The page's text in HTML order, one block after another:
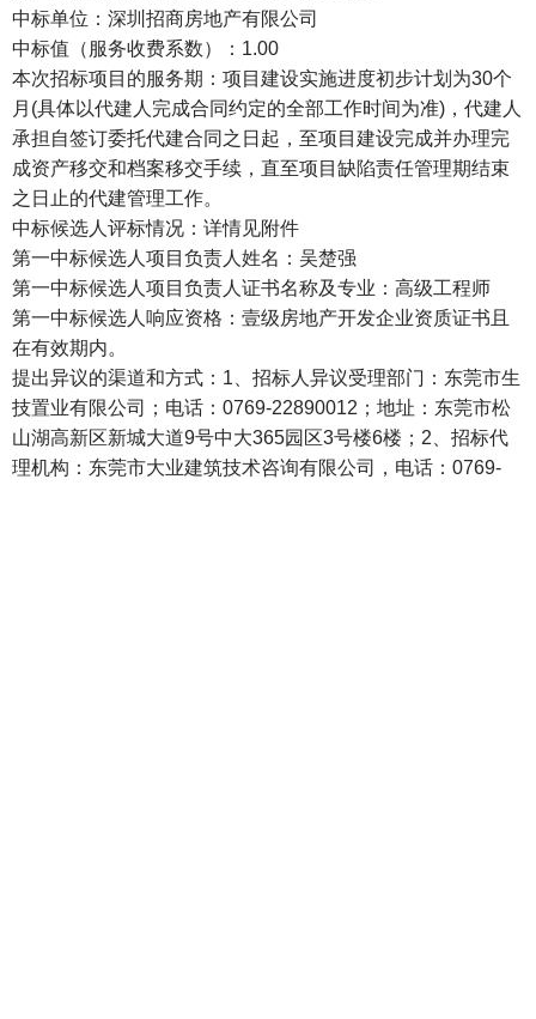
中标单位：深圳招商房地产有限公司
中标值（服务收费系数）：1.00
本次招标项目的服务期：项目建设实施进度初步计划为30个
月(具体以代建人完成合同约定的全部工作时间为准)，代建人
承担自签订委托代建合同之日起，至项目建设完成并办理完
成资产移交和档案移交手续，直至项目缺陷责任管理期结束
之日止的代建管理工作。
中标候选人评标情况：详情见附件
第一中标候选人项目负责人姓名：吴楚强
第一中标候选人项目负责人证书名称及专业：高级工程师
第一中标候选人响应资格：壹级房地产开发企业资质证书且
在有效期内。
提出异议的渠道和方式：1、招标人异议受理部门：东莞市生
技置业有限公司；电话：0769-22890012；地址：东莞市松
山湖高新区新城大道9号中大365园区3号楼6楼；2、招标代
理机构：东莞市大业建筑技术咨询有限公司，电话：0769-